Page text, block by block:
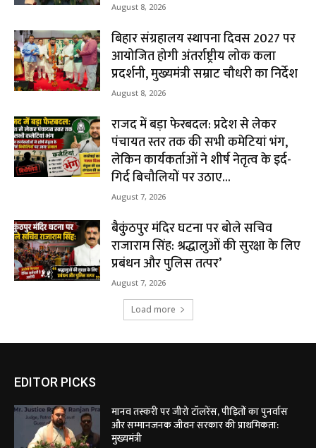
August 8, 2026
बिहार संग्रहालय स्थापना दिवस 2027 पर
आयोजित होगी अंतर्राष्ट्रीय लोक कला
प्रदर्शनी, मुख्यमंत्री सम्राट चौधरी का निर्देश
August 8, 2026
राजद में बड़ा फेरबदल: प्रदेश से लेकर
पंचायत स्तर तक की सभी कमेटियां भंग,
लेकिन कार्यकर्ताओं ने शीर्ष नेतृत्व के इर्द-
गिर्द बिचौलियों पर उठाए...
August 7, 2026
बैकुंठपुर मंदिर घटना पर बोले सचिव
राजाराम सिंह: श्रद्धालुओं की सुरक्षा के लिए
प्रबंधन और पुलिस तत्पर’
August 7, 2026
Load more
EDITOR PICKS
मानव तस्करी पर जीरो टॉलरेंस, पीड़ितों का पुनर्वास
और सम्मानजनक जीवन सरकार की प्राथमिकता:
मुख्यमंत्री